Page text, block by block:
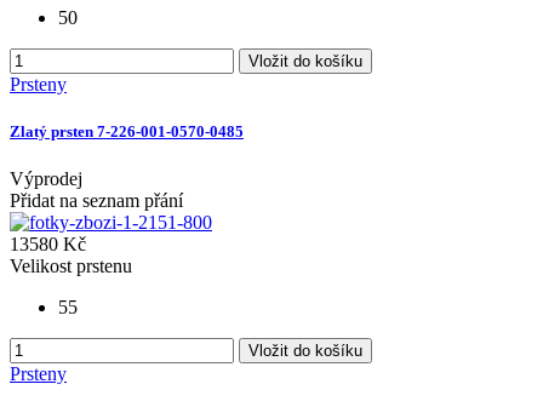
50
Vložit do košíku
Prsteny
Zlatý prsten 7-226-001-0570-0485
Výprodej
Přidat na seznam přání
13580 Kč
Velikost prstenu
55
Vložit do košíku
Prsteny